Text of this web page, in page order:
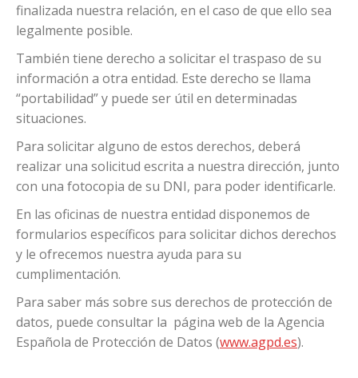
finalizada nuestra relación, en el caso de que ello sea
legalmente posible.
También tiene derecho a solicitar el traspaso de su
información a otra entidad. Este derecho se llama
“portabilidad” y puede ser útil en determinadas
situaciones.
Para solicitar alguno de estos derechos, deberá
realizar una solicitud escrita a nuestra dirección, junto
con una fotocopia de su DNI, para poder identificarle.
En las oficinas de nuestra entidad disponemos de
formularios específicos para solicitar dichos derechos
y le ofrecemos nuestra ayuda para su
cumplimentación.
Para saber más sobre sus derechos de protección de
datos, puede consultar la página web de la Agencia
Española de Protección de Datos (www.agpd.es).